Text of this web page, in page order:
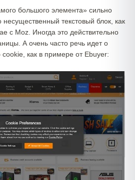
большого элемента» сильно
несущественный текстовый блок, как
с Moz. Иногда это действительно
А очень часто речь идет о
как в примере от Ebuyer: